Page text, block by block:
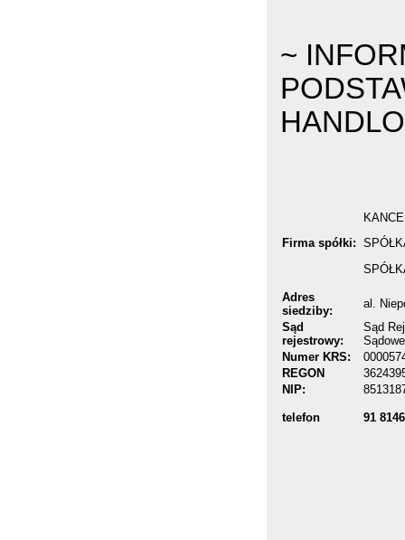
~
Firma spółki:
Adres
siedziby:
al.
Sąd
rejestrowy:
Sąd
Numer KRS:
REGON
NIP:
telefon 91